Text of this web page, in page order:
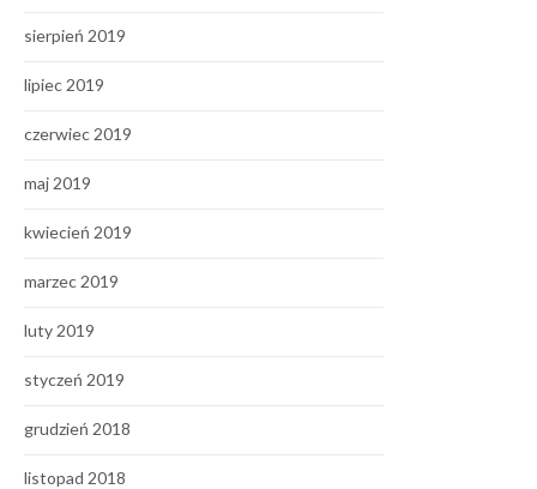
sierpień 2019
lipiec 2019
czerwiec 2019
maj 2019
kwiecień 2019
marzec 2019
luty 2019
styczeń 2019
grudzień 2018
listopad 2018